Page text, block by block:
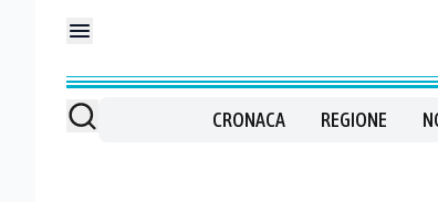
CRONACA REGIONE